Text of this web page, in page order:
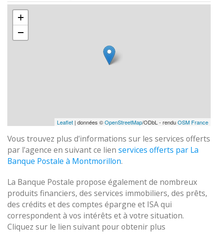
+
−
Leaflet | données ©OpenStreetMap/ODbL - renduOSM France
Vous trouvez plus d'informations sur les services offerts
par l'agence en suivant ce lien services offerts par La
Banque Postale à Montmorillon.
La Banque Postale propose également de nombreux
produits financiers, des services immobiliers, des prêts,
des crédits et des comptes épargne et ISA qui
correspondent à vos intérêts et à votre situation.
Cliquez sur le lien suivant pour obtenir plus